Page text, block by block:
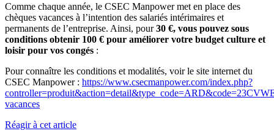
Comme chaque année, le CSEC Manpower met en place des
chèques vacances à l’intention des salariés intérimaires et
permanents de l’entreprise. Ainsi, pour30 €, vous pouvez sous
conditions obtenir 100 € pour améliorer votre budget culture et
loisir pour vos congés :
Pour connaître les conditions et modalités, voir le site internet du
CSEC Manpower : https://www.csecmanpower.com/index.php?
vacances
Réagir à cet article